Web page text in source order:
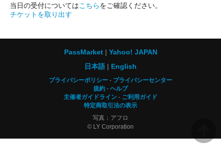
当日の受付についてはこちらをご確認ください。
チケットを取り出す
PassMarket
Yahoo! JAPAN
日本語
English
プライバシーポリシー
プライバシーセンター
規約
ヘルプ
主催者ガイドライン
ご利用ガイド
特定商取引法の表示
写真：アフロ
© LY Corporation